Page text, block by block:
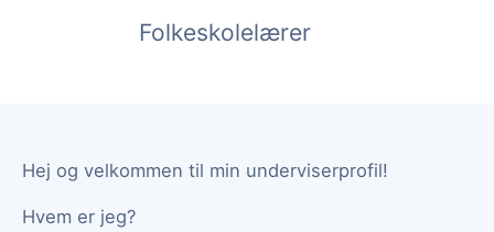
Folkeskolelærer
Hej og velkommen til min underviserprofil!
Hvem er jeg?